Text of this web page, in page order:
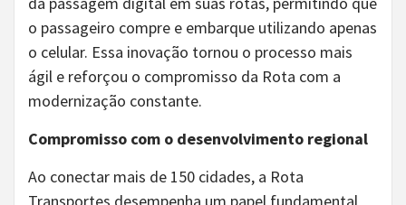
o passageiro compre e embarque utilizando apenas
o celular. Essa inovação tornou o processo mais
ágil e reforçou o compromisso da Rota com a
modernização constante.
Compromisso com o desenvolvimento regional
Ao conectar mais de 150 cidades, a Rota